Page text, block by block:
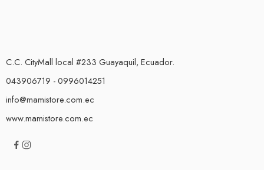
C.C. CityMall local #233 Guayaquil, Ecuador.
043906719 - 0996014251
info@mamistore.com.ec
www.mamistore.com.ec